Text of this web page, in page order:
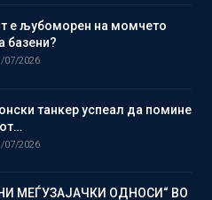
е љубоморен на момчето
базени?
07/2026
танкер успеал да помине
07/2026
МЕЃУЗАЈАЧКИ ОДНОСИ“ ВО